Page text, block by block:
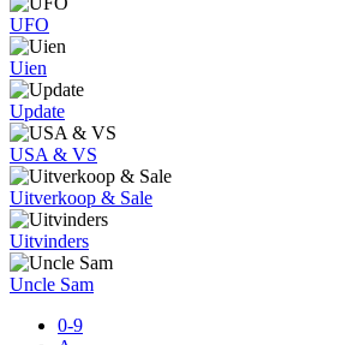
UFO
Uien
Update
USA & VS
Uitverkoop & Sale
Uitvinders
Uncle Sam
0-9